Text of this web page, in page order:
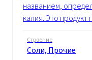
названием,
калия. Это продукт
Строение
Cоли, Прочие